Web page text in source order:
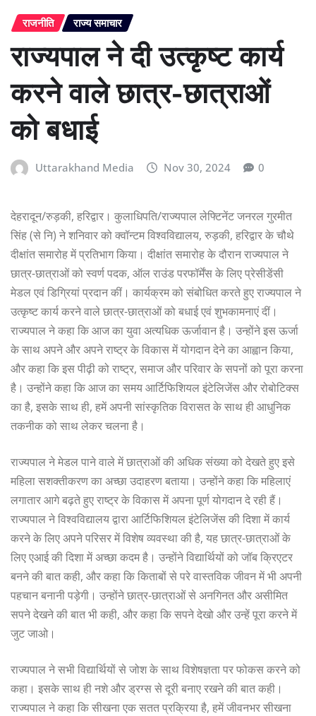
राजनीति राज्य समाचार
राज्यपाल ने दी उत्कृष्ट कार्य
करने वाले छात्र-छात्राओं
को बधाई
Uttarakhand Media Nov 30, 2024 0
देहरादून/रुड़की, हरिद्वार। कुलाधिपति/राज्यपाल लेफ्टिनेंट जनरल गुरमीत
सिंह (से नि) ने शनिवार को क्वॉन्टम विश्वविद्यालय, रुड़की, हरिद्वार के चौथे
दीक्षांत समारोह में प्रतिभाग किया। दीक्षांत समारोह के दौरान राज्यपाल ने
छात्र-छात्राओं को स्वर्ण पदक, ऑल राउंड परफॉर्मेंस के लिए प्रेसीडेंसी
मेडल एवं डिग्रियां प्रदान कीं। कार्यक्रम को संबोधित करते हुए राज्यपाल ने
उत्कृष्ट कार्य करने वाले छात्र-छात्राओं को बधाई एवं शुभकामनाएं दीं।
राज्यपाल ने कहा कि आज का युवा अत्यधिक ऊर्जावान है। उन्होंने इस ऊर्जा
के साथ अपने और अपने राष्ट्र के विकास में योगदान देने का आह्वान किया,
और कहा कि इस पीढ़ी को राष्ट्र, समाज और परिवार के सपनों को पूरा करना
है। उन्होंने कहा कि आज का समय आर्टिफिशियल इंटेलिजेंस और रोबोटिक्स
का है, इसके साथ ही, हमें अपनी सांस्कृतिक विरासत के साथ ही आधुनिक
तकनीक को साथ लेकर चलना है।
राज्यपाल ने मेडल पाने वाले में छात्राओं की अधिक संख्या को देखते हुए इसे
महिला सशक्तीकरण का अच्छा उदाहरण बताया। उन्होंने कहा कि महिलाएं
लगातार आगे बढ़ते हुए राष्ट्र के विकास में अपना पूर्ण योगदान दे रही हैं।
राज्यपाल ने विश्वविद्यालय द्वारा आर्टिफिशियल इंटेलिजेंस की दिशा में कार्य
करने के लिए अपने परिसर में विशेष व्यवस्था की है, यह छात्र-छात्राओं के
लिए एआई की दिशा में अच्छा कदम है। उन्होंने विद्यार्थियों को जॉब क्रिएटर
बनने की बात कही, और कहा कि किताबों से परे वास्तविक जीवन में भी अपनी
पहचान बनानी पड़ेगी। उन्होंने छात्र-छात्राओं से अनगिनत और असीमित
सपने देखने की बात भी कही, और कहा कि सपने देखो और उन्हें पूरा करने में
जुट जाओ।
राज्यपाल ने सभी विद्यार्थियों से जोश के साथ विशेषज्ञता पर फोकस करने को
कहा। इसके साथ ही नशे और ड्रग्स से दूरी बनाए रखने की बात कही।
राज्यपाल ने कहा कि सीखना एक सतत प्रक्रिया है, हमें जीवनभर सीखना